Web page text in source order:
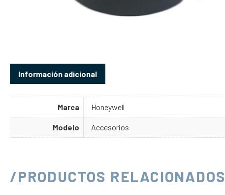
Información adicional
Marca Honeywell
Modelo Accesorios
/PRODUCTOS RELACIONADOS